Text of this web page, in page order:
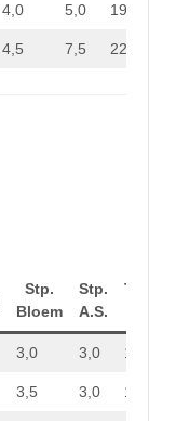
4,0 5,0 19,5
4,5 7,5 22,5
Stp.
Bloem
Stp.
A.S.
Totaal
3,0 3,0 12,0
3,5 3,0 12,5